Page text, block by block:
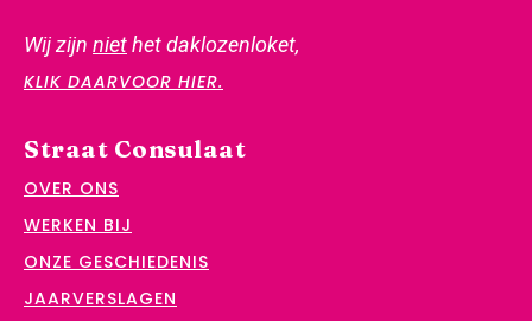
Wij zijn niethet daklozenloket,
KLIK DAARVOOR HIER.
Straat Consulaat
OVER ONS
WERKEN BIJ
ONZE GESCHIEDENIS
JAARVERSLAGEN